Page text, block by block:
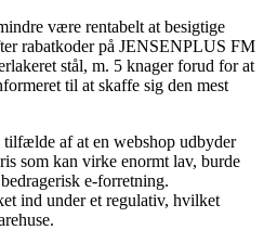
være rentabelt at besigtige
rabatkoder på JENSENPLUS FM
stål, m. 5 knager forud for at
til at skaffe sig den mest
af at en webshop udbyder
som kan virke enormt lav, burde
e-forretning.
ind under et regulativ, hvilket